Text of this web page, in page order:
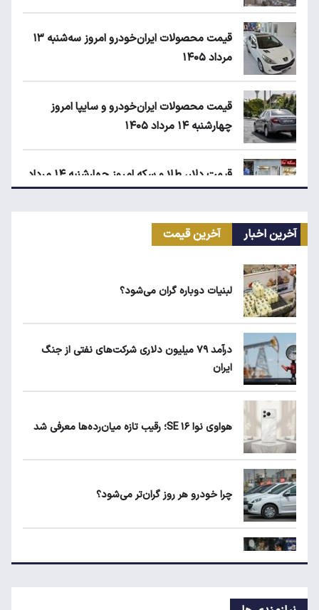
قیمت محصولات ایران‌خودرو امروز سه‌شنبه ۱۳
مرداد ۱۴۰۵
قیمت محصولات ایران‌خودرو و سایپا امروز
چهارشنبه ۱۴ مرداد ۱۴۰۵
قیمت دلار، طلا و سکه امروز چهارشنبه ۱۴ مرداد
۱۴۰۵
کیا اسپورتیج ۲۰۲۵ در ایران ارزش خرید دارد؟
زمان شارژ کالابرگ با رقم آخر کد ملی صفر تا ۲
آخرین اخبار آخرین قیمت
لبنیات دوباره گران می‌شود؟
درآمد ۷۹ میلیون دلاری شرکت‌های نفتی از جنگ
ایران
هواوی نوا ۱۶ SE؛ رقیب تازه میان‌رده‌ها معرفی شد
چرا خودرو هر روز گران‌تر می‌شود؟
قیمت جدید تخم‌مرغ در بازار